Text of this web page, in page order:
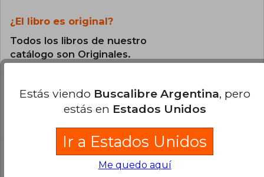
¿El libro es original?
Todos los libros de nuestro
catálogo son Originales.
¿En qué Idioma está escrito el
libro?
¿Cuál es la encuadernación de este libro?
Estás viendo Buscalibre Argentina, pero
estás en Estados Unidos
Ir a Estados Unidos
Me quedo aquí